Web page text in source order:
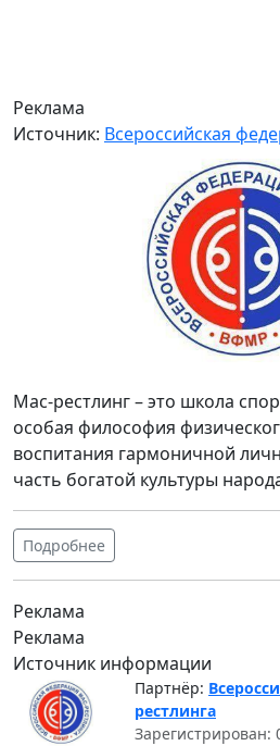
Реклама
Источник: Всероссийская
Мас-рестлинг – это школа
особая философия
воспитания гармоничной
часть богатой культуры
Подробнее
Реклама
Реклама
Источник информации
Партнёр:
рестлинга
Зарегистрирован: